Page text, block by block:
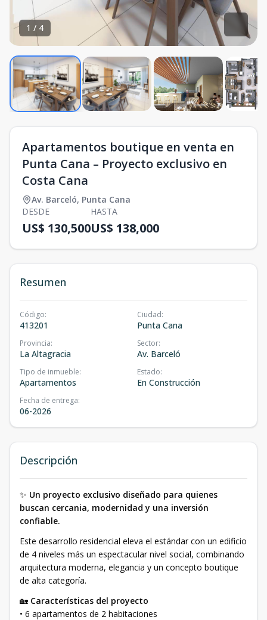
1 / 4
Apartamentos boutique en venta en
Punta Cana – Proyecto exclusivo en
Costa Cana
Av. Barceló, Punta Cana
DESDE
US$ 130,500
HASTA
US$ 138,000
Resumen
Código:
413201
Ciudad:
Punta Cana
Provincia:
La Altagracia
Sector:
Av. Barceló
Tipo de inmueble:
Apartamentos
Estado:
En Construcción
Fecha de entrega:
06-2026
Descripción
✨ Un proyecto exclusivo diseñado para quienes
buscan cercania, modernidad y una inversión
confiable.
Este desarrollo residencial eleva el estándar con un edificio
de 4 niveles más un espectacular nivel social, combinando
arquitectura moderna, elegancia y un concepto boutique
de alta categoría.
🏡 Características del proyecto
• 6 apartamentos de 2 habitaciones